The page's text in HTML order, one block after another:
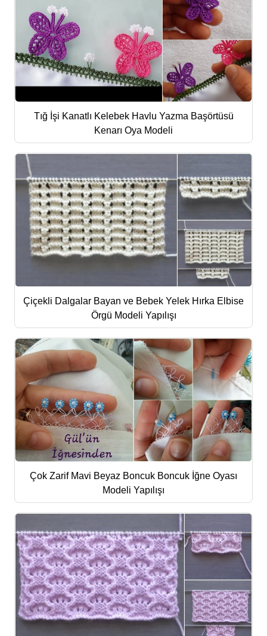
Tığ İşi Kanatlı Kelebek Havlu Yazma Başörtüsü
Kenarı Oya Modeli
Çiçekli Dalgalar Bayan ve Bebek Yelek Hırka Elbise
Örgü Modeli Yapılışı
Çok Zarif Mavi Beyaz Boncuk Boncuk İğne Oyası
Modeli Yapılışı